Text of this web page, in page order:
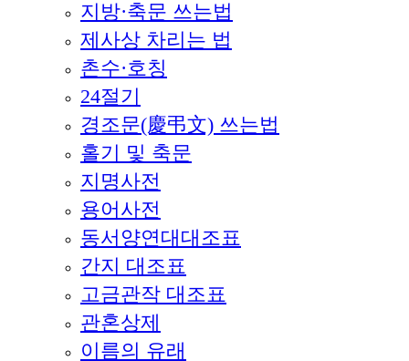
지방·축문 쓰는법
제사상 차리는 법
촌수·호칭
24절기
경조문(慶弔文) 쓰는법
홀기 및 축문
지명사전
용어사전
동서양연대대조표
간지 대조표
고금관작 대조표
관혼상제
이름의 유래